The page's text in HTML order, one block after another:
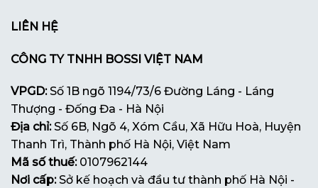
LIÊN HỆ
CÔNG TY TNHH BOSSI VIỆT NAM
VPGD:Số 1B ngõ 1194/73/6 Đường Láng - Láng
Thượng - Đống Đa - Hà Nội
Địa chỉ:Số 6B, Ngõ 4, Xóm Cầu, Xã Hữu Hoà, Huyện
Thanh Trì, Thành phố Hà Nội, Việt Nam
Mã số thuế:0107962144
Nơi cấp:Sở kế hoạch và đầu tư thành phố Hà Nội -